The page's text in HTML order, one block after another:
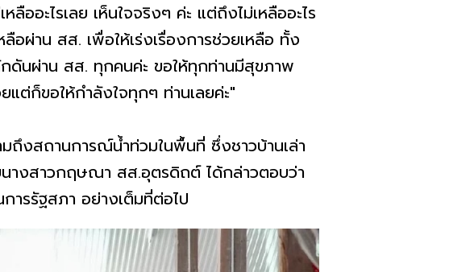
อะไรเลย เห็นใจจริงๆ ค่ะ แต่ถึงไม่เหลืออะไร
อผ่าน สส. เพื่อให้เร่งเรื่องการช่วยเหลือ ทั้ง
กดันผ่าน สส. ทุกคนค่ะ ขอให้ทุกท่านมีสุขภาพ
ต่ก็ขอให้กำลังใจทุกๆ ท่านเลยค่ะ"
งสถานการณ์น้ำท่วมในพื้นที่ ซึ่งชาวบ้านเล่า
างสาวกฤษณา สส.อุตรดิถต์ ได้กล่าวตอบว่า
ารรัฐสภา อย่างเต็มที่ต่อไป